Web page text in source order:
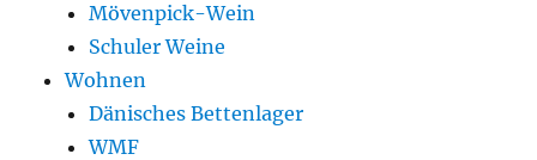
Mövenpick-Wein
Schuler Weine
Wohnen
Dänisches Bettenlager
WMF